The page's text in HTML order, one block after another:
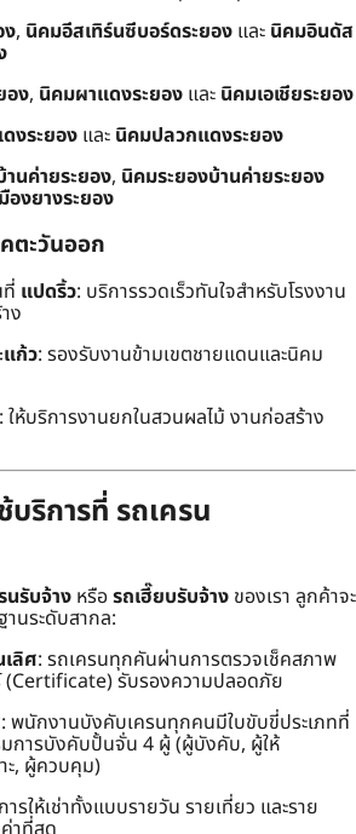
, นิคมอีสเทิร์นซีบอร์ดระยอง และ นิคมอินดัส
อง, นิคมผาแดงระยอง และ นิคมเอเชียระยอง
งระยอง และ นิคมปลวกแดงระยอง
นค่ายระยอง, นิคมระยองบ้านค่ายระยอง
งยางระยอง
ตะวันออก
แปดริ้ว: บริการรวดเร็วทันใจสำหรับโรงงาน
ง
แก้ว: รองรับงานข้ามเขตชายแดนและนิคม
: ให้บริการงานยกในสวนผลไม้ งานก่อสร้าง
บริการที่ รถเครน
นรับจ้าง หรือรถเฮี๊ยบรับจ้าง ของเรา ลูกค้าจะ
านระดับสากล:
ลิศ: รถเครนทุกคันผ่านการตรวจเช็คสภาพ
(Certificate) รับรองความปลอดภัย
: พนักงานบังคับเครนทุกคนมีใบขับขี่ประเภทที่
การบังคับปั้นจั่น 4 ผู้ (ผู้บังคับ, ผู้ให้
, ผู้ควบคุม)
ารให้เช่าทั้งแบบรายวัน รายเที่ยว และราย